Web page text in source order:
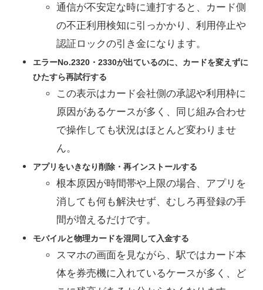
通信が不安定な時に連打すると、カード側
の不正利用検知に引っかかり、利用停止や
認証ロックの引き金になります。
エラーNo.2320・2330が出ているのに、カードを変えずに
ひたすら再試行する
この表示はカード会社側の承認や利用枠に
原因があるケースが多く、同じ組み合わせ
で操作しても状況はほとんど変わりませ
ん。
アプリをいきなり削除・再インストールする
根本原因が時間帯や上限の場合、アプリを
消しても何も解決せず、むしろ再登録の手
間が増えるだけです。
モバイルと物理カードを混同して入金する
スマホの画面を見ながら、駅ではカード本
体を券売機に入れているケースが多く、ど